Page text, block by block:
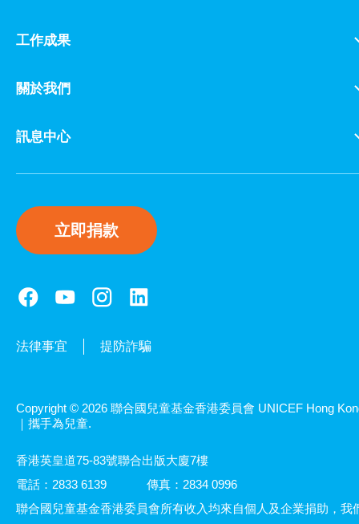
工作成果
關於我們
訊息中心
立即捐款
法律事宜 提防詐騙
Copyright © 2026 聯合國兒童基金香港委員會 UNICEF Hong
｜攜手為兒童.
香港英皇道75-83號聯合出版大廈7樓
電話：2833 6139
傳真：2834 0996
聯合國兒童基金香港委員會所有收入均來自個人及企業捐助，我